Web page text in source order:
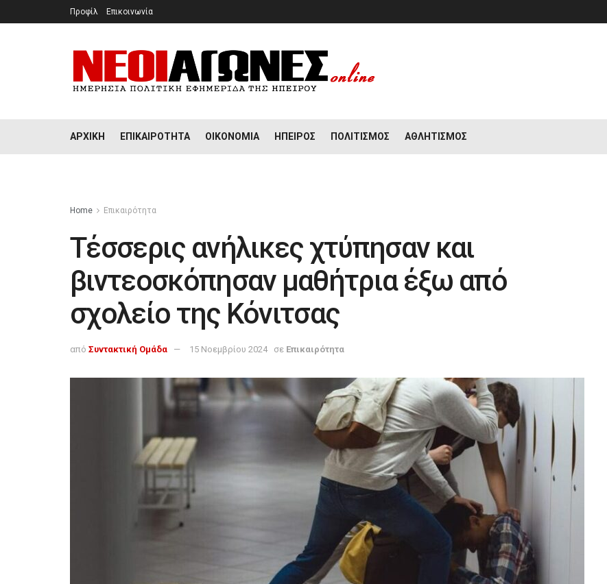
Προφίλ Επικοινωνία
ΑΡΧΙΚΉ ΕΠΙΚΑΙΡΌΤΗΤΑ ΟΙΚΟΝΟΜΊΑ ΉΠΕΙΡΟΣ ΠΟΛΙΤΙΣΜΌΣ ΑΘΛΗΤΙΣΜΌΣ
Home Επικαιρότητα
Τέσσερις ανήλικες χτύπησαν και
βιντεοσκόπησαν μαθήτρια έξω από
σχολείο της Κόνιτσας
από Συντακτική Ομάδα 15 Νοεμβρίου 2024 σε Επικαιρότητα